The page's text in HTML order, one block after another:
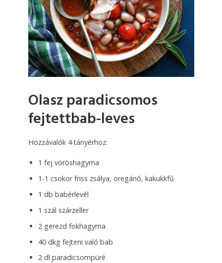
Olasz paradicsomos
fejtettbab-leves
Hozzávalók 4 tányérhoz:
1 fej vöröshagyma
1-1 csokor friss zsálya, oregánó, kakukkfű
1 db babérlevél
1 szál szárzeller
2 gerezd fokhagyma
40 dkg fejteni való bab
2 dl paradicsompüré